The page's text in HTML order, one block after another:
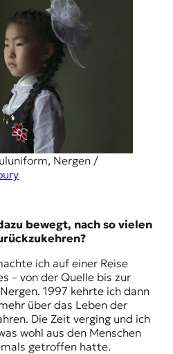
Nergen /
bewegt, nach so vielen
ich auf einer Reise
– von der Quelle bis zur
1997 kehrte ich dann
über das Leben der
Die Zeit verging und ich
wohl aus den Menschen
getroffen hatte.